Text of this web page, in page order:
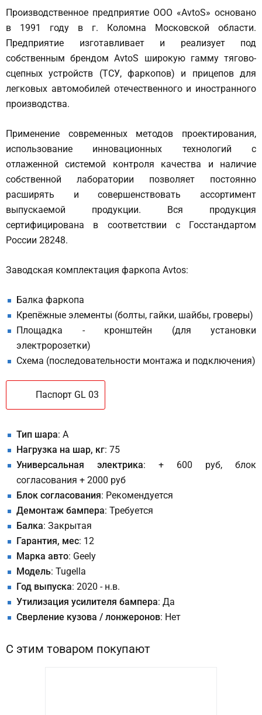
Производственное предприятие ООО «AvtoS» основано
в 1991 году в г. Коломна Московской области.
Предприятие изготавливает и реализует под
собственным брендом AvtoS широкую гамму тягово-
сцепных устройств (ТСУ, фаркопов) и прицепов для
легковых автомобилей отечественного и иностранного
производства.
Применение современных методов проектирования,
использование инновационных технологий с
отлаженной системой контроля качества и наличие
собственной лаборатории позволяет постоянно
расширять и совершенствовать ассортимент
выпускаемой продукции. Вся продукция
сертифицирована в соответствии с Госстандартом
России 28248.
Заводская комплектация фаркопа Avtos:
Балка фаркопа
Крепёжные элементы (болты, гайки, шайбы, гроверы)
Площадка - кронштейн (для установки
электророзетки)
Схема (последовательности монтажа и подключения)
Паспорт GL 03
Тип шара: A
Нагрузка на шар, кг: 75
Универсальная электрика: + 600 руб, блок
согласования + 2000 руб
Блок согласования: Рекомендуется
Демонтаж бампера: Требуется
Балка: Закрытая
Гарантия, мес: 12
Марка авто: Geely
Модель: Tugella
Год выпуска: 2020 - н.в.
Утилизация усилителя бампера: Да
Сверление кузова / лонжеронов: Нет
С этим товаром покупают